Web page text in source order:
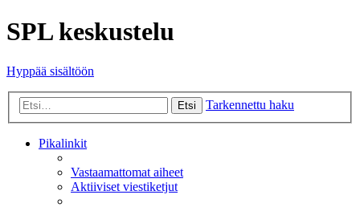
SPL keskustelu
Hyppää sisältöön
Etsi Tarkennettu haku
Pikalinkit
Vastaamattomat aiheet
Aktiiviset viestiketjut